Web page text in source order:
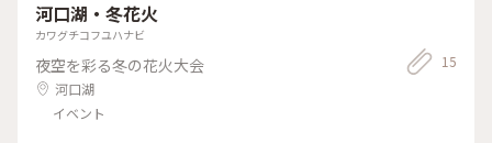
河口湖・冬花火
カワグチコフユハナビ
夜空を彩る冬の花火大会
河口湖
イベント
15